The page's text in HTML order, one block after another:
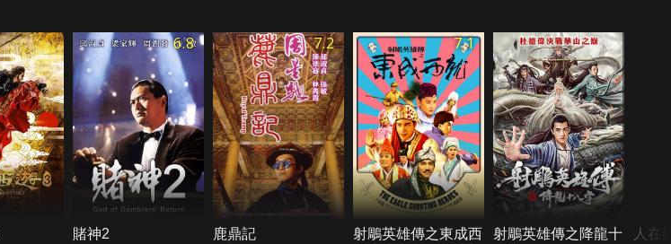
6.8
賭神2
7.2
鹿鼎記
7.1
射鵰英雄傳之東成西
射鵰英雄傳之降龍十
人在